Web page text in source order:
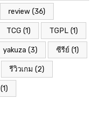
review (36)
TCG (1) TGPL (1)
yakuza (3) ซีรีย์ (1)
รีวิวเกม (2)
(1)